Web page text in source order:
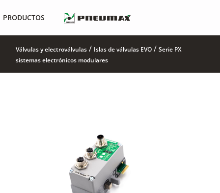
PRODUCTOS
Válvulas y electroválvulas / Islas de válvulas EVO / Serie PX
sistemas electrónicos modulares